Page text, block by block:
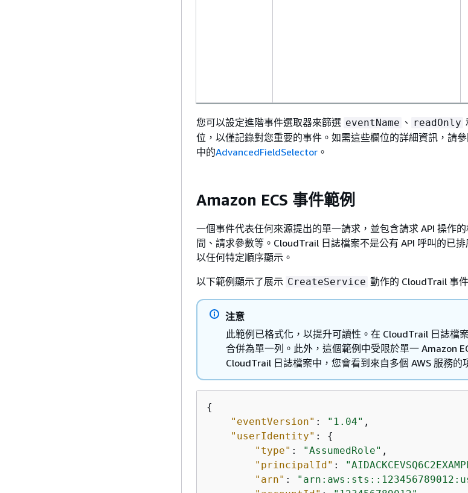
您可以設定進階事件選取器來篩選 eventName 、 readOnly
位，以僅記錄對您重要的事件。如需這些欄位的詳細資訊，請
中的AdvancedFieldSelector 。
Amazon ECS 事件範例
一個事件代表任何來源提出的單一請求，並包含請求 API 操作
間、請求參數等。CloudTrail 日誌檔案不是公有 API 呼叫的已
以任何特定順序顯示。
以下範例顯示了展示 CreateService 動作的 CloudTrail 事件
注意
此範例已格式化，以提升可讀性。在 CloudTrail 日誌檔
合併為單一列。此外，這個範例中受限於單一 Amazon
CloudTrail 日誌檔案中，您會看到來自多個 AWS 服務的
{
"eventVersion" : "1.04" ,
"userIdentity" : {
"type" : "AssumedRole" ,
"principalId" :
"arn" :